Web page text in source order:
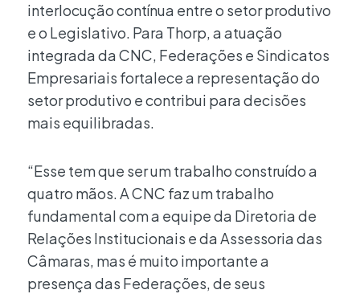
interlocução contínua entre o setor produtivo
e o Legislativo. Para Thorp, a atuação
integrada da CNC, Federações e Sindicatos
Empresariais fortalece a representação do
setor produtivo e contribui para decisões
mais equilibradas.
“Esse tem que ser um trabalho construído a
quatro mãos. A CNC faz um trabalho
fundamental com a equipe da Diretoria de
Relações Institucionais e da Assessoria das
Câmaras, mas é muito importante a
presença das Federações, de seus